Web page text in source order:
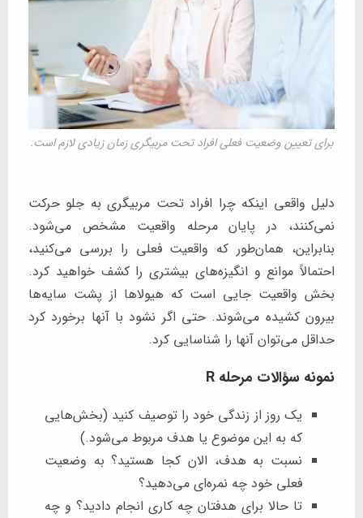
برای تعیین وضعیت فعلی افراد تحت مربیگری زمان زیادی لازم است.
دلیل واقعی اینکه چرا افراد تحت مربیگری به جلو حرکت
نمی‌کنند، در پایان مرحله واقعیت مشخص می‌شود.
بنابراین، همان‌طور که واقعیت فعلی را بررسی می‌کنید،
احتمالاً موانع و انگیزه‌های بیشتری را کشف خواهید کرد.
بخش واقعیت جایی است که هیولاها از پشت سایه‌ها
بیرون کشیده می‌شوند. حتی اگر نشود با آنها برخورد کرد
حداقل می‌توان آنها را شناسایی کرد.
نمونه سؤالات مرحله R
یک روز از زندگی خود را توصیف کنید (بخش‌هایی
که به این موضوع یا هدف مربوط می‌شود.)
نسبت به هدف، الان کجا هستید؟ به وضعیت
فعلی خود چه نمره‌ای می‌دهید؟
تا حالا برای هدفتان چه کاری انجام دادید؟ و چه